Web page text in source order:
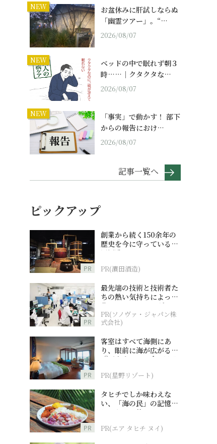
NEW
お盆休みに肝試しならぬ
「幽霊ツアー」。“…
2026/08/07
NEW
ベッドの中で眠れず朝３
時……｜クタクタな…
2026/08/07
NEW
「事実」で動かす！ 部下
からの報告におけ…
2026/08/07
記事一覧へ
ピックアップ
PR
創業から続く150余年の
歴史を今に守っている濵
田酒造
PR(濵田酒造)
PR
最先端の技術と技術者た
ちの熱い気持ちによって
作られているオーダーメ
イド補聴器
PR(ソノヴァ・ジャパン株
式会社)
PR
客室はすべて海側にあ
り、眼前に海が広がる
『西表島ホテル by 星野
PR(星野リゾート)
PR
タヒチでしか味わえな
い、「海の民」の記憶へ
とつながる旅
PR(エア タヒチ ヌイ)